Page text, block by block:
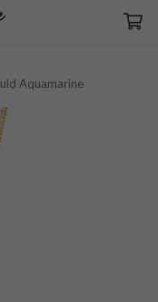
Aquamarine